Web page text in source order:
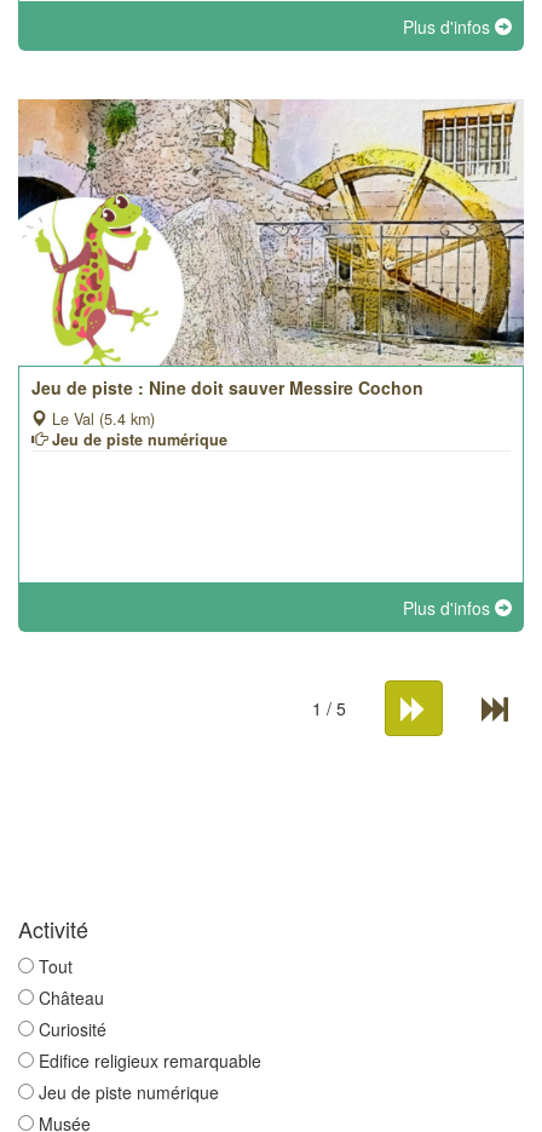
Plus d'infos
Jeu de piste : Nine doit sauver Messire Cochon
Le Val (5.4 km)
Jeu de piste numérique
Plus d'infos
1 / 5
Activité
Tout
Château
Curiosité
Edifice religieux remarquable
Jeu de piste numérique
Musée